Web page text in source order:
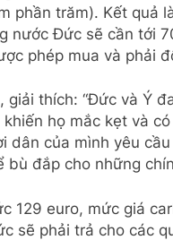
phần trăm). Kết quả
nước Đức sẽ cần tới
phép mua và phải
giải thích: “Đức và Ý
họ mắc kẹt và
của mình yêu
đắp cho những
129 euro, mức giá
sẽ phải trả cho các